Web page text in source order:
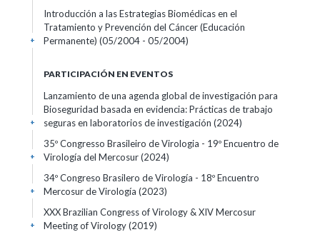
Introducción a las Estrategias Biomédicas en el
Tratamiento y Prevención del Cáncer (Educación
Permanente) (05/2004 - 05/2004)
+
PARTICIPACIÓN EN EVENTOS
Lanzamiento de una agenda global de investigación para
Bioseguridad basada en evidencia: Prácticas de trabajo
seguras en laboratorios de investigación (2024)
+
35º Congresso Brasileiro de Virologia - 19º Encuentro de
Virología del Mercosur(2024)
+
34º Congreso Brasilero de Virología - 18º Encuentro
Mercosur de Virología (2023)
+
XXX Brazilian Congress of Virology & XIV Mercosur
Meeting of Virology(2019)
+